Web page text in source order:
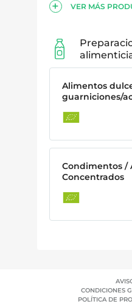
VER MÁS
Alimentos
guarniciones/
Condimentos /
Concentrados
CONDICIONES
POLÍTICA DE